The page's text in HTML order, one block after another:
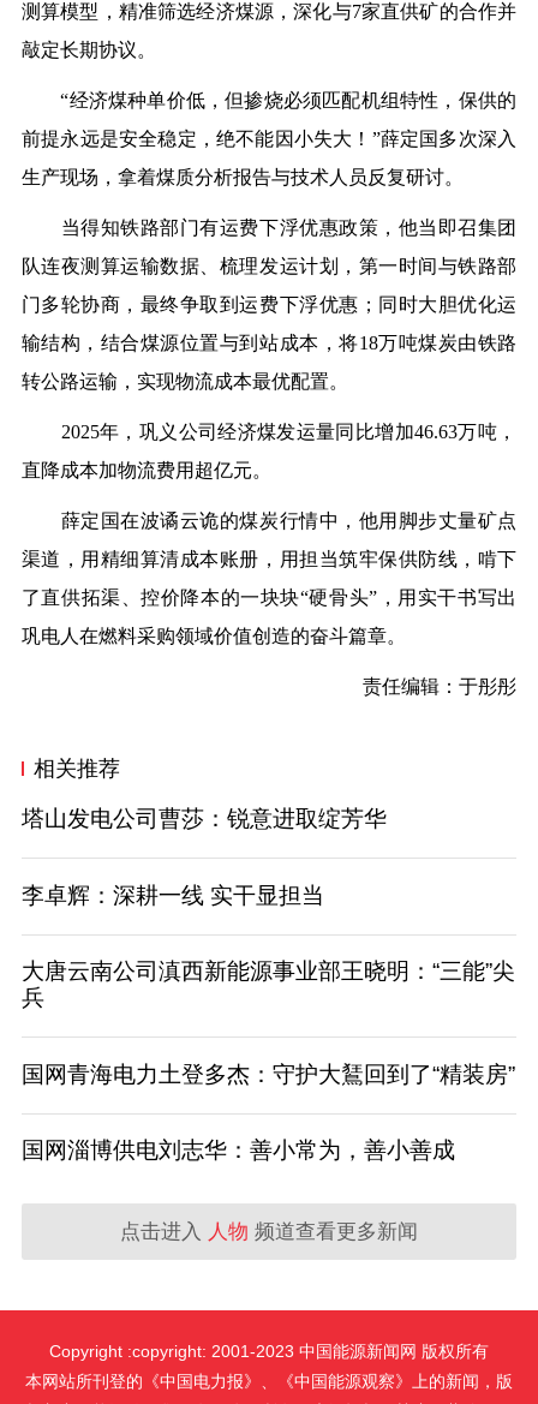
测算模型，精准筛选经济煤源，深化与7家直供矿的合作并
敲定长期协议。
“经济煤种单价低，但掺烧必须匹配机组特性，保供的
前提永远是安全稳定，绝不能因小失大！”薛定国多次深入
生产现场，拿着煤质分析报告与技术人员反复研讨。
当得知铁路部门有运费下浮优惠政策，他当即召集团
队连夜测算运输数据、梳理发运计划，第一时间与铁路部
门多轮协商，最终争取到运费下浮优惠；同时大胆优化运
输结构，结合煤源位置与到站成本，将18万吨煤炭由铁路
转公路运输，实现物流成本最优配置。
2025年，巩义公司经济煤发运量同比增加46.63万吨，
直降成本加物流费用超亿元。
薛定国在波谲云诡的煤炭行情中，他用脚步丈量矿点
渠道，用精细算清成本账册，用担当筑牢保供防线，啃下
了直供拓渠、控价降本的一块块“硬骨头”，用实干书写出
巩电人在燃料采购领域价值创造的奋斗篇章。
责任编辑：于彤彤
相关推荐
塔山发电公司曹莎：锐意进取绽芳华
李卓辉：深耕一线 实干显担当
大唐云南公司滇西新能源事业部王晓明：“三能”尖
兵
国网青海电力土登多杰：守护大鵟回到了“精装房”
国网淄博供电刘志华：善小常为，善小善成
点击进入 人物 频道查看更多新闻
Copyright :copyright: 2001-2023 中国能源新闻网 版权所有
本网站所刊登的《中国电力报》、《中国能源观察》上的新闻，版